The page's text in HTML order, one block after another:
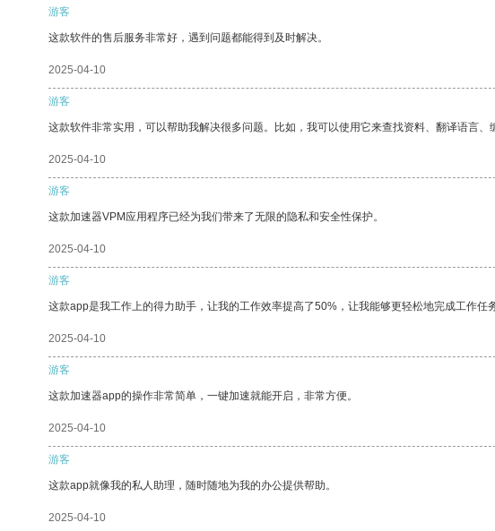
游客
这款软件的售后服务非常好，遇到问题都能得到及时解决。
2025-04-10
游客
这款软件非常实用，可以帮助我解决很多问题。比如，我可以使用它来查找资料、翻译语言、
2025-04-10
游客
这款加速器VPM应用程序已经为我们带来了无限的隐私和安全性保护。
2025-04-10
游客
这款app是我工作上的得力助手，让我的工作效率提高了50%，让我能够更轻松地完成工作任务
2025-04-10
游客
这款加速器app的操作非常简单，一键加速就能开启，非常方便。
2025-04-10
游客
这款app就像我的私人助理，随时随地为我的办公提供帮助。
2025-04-10